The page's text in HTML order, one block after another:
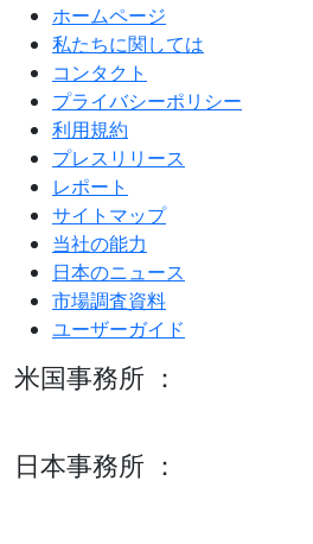
ホームページ
私たちに関しては
コンタクト
プライバシーポリシー
利用規約
プレスリリース
レポート
サイトマップ
当社の能力
日本のニュース
市場調査資料
ユーザーガイド
米国事務所 ：
日本事務所 ：